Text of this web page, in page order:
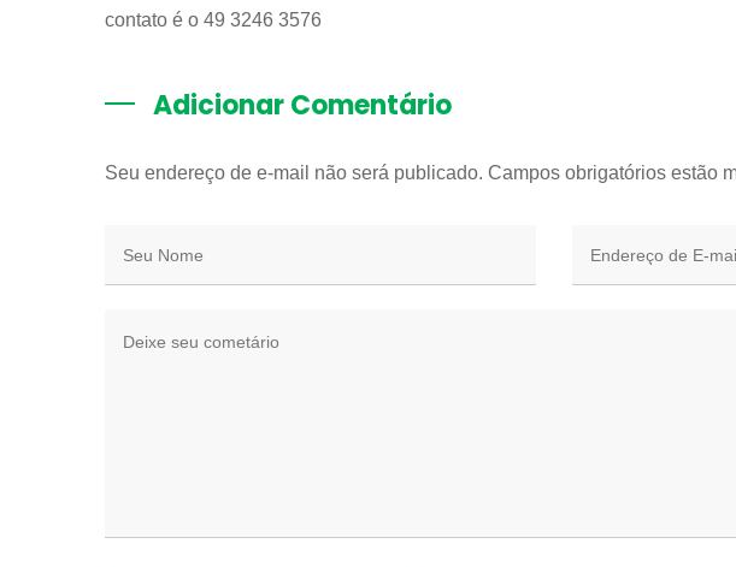
contato é o 49 3246 3576
Adicionar Comentário
Seu endereço de e-mail não será publicado. Campos obrigatórios estão